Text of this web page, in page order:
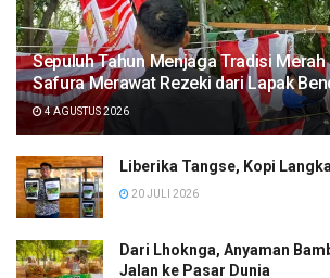
Sepuluh Tahun Menjaga Tradisi Merah
Safura Merawat Rezeki dari Lapak
4 AGUSTUS 2026
Liberika Tangse, Kopi
20 JULI 2026
Dari Lhoknga, Anyaman
Jalan ke Pasar Dunia